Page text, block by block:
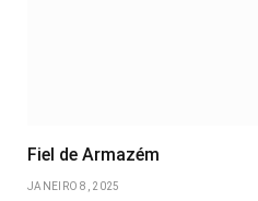
Fiel de Armazém
JANEIRO 8, 2025